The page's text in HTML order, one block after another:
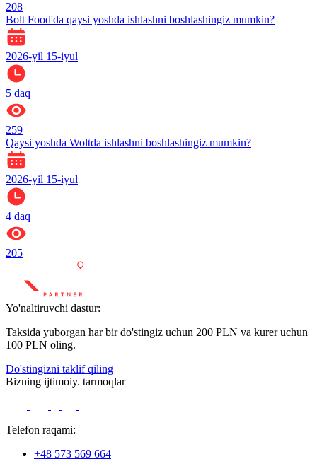
208
Bolt Food'da qaysi yoshda ishlashni boshlashingiz mumkin?
2026-yil 15-iyul
5 daq
259
Qaysi yoshda Woltda ishlashni boshlashingiz mumkin?
2026-yil 15-iyul
4 daq
205
Yo'naltiruvchi dastur:
Taksida yuborgan har bir do'stingiz uchun 200 PLN va kurer uchun
100 PLN oling.
Do'stingizni taklif qiling
Bizning ijtimoiy. tarmoqlar
Telefon raqami:
+48 573 569 664